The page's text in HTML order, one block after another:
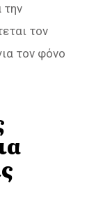
την
τον
τον φόνο